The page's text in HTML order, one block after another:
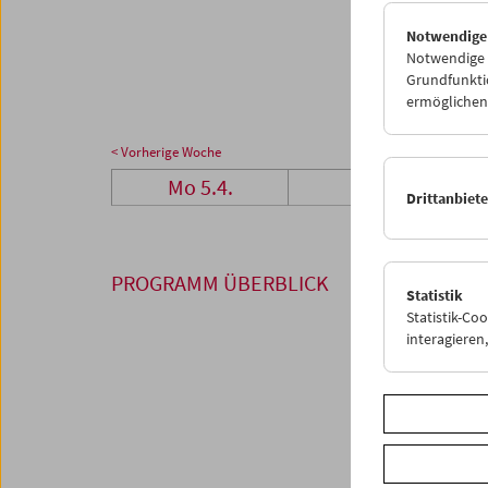
03
< Vorherige Woche
Mo 5.4.
PROGRAMM ÜBERBLICK
Notwendige
Statistik
Statistik-